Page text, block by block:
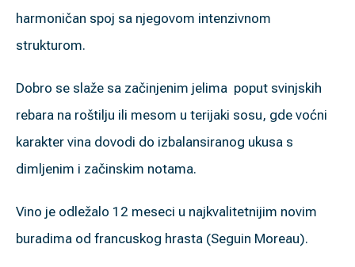
harmoničan spoj sa njegovom intenzivnom
strukturom.
Dobro se slaže sa začinjenim jelima poput svinjskih
rebara na roštilju ili mesom u terijaki sosu, gde voćni
karakter vina dovodi do izbalansiranog ukusa s
dimljenim i začinskim notama.
Vino je odležalo 12 meseci u najkvalitetnijim novim
buradima od francuskog hrasta (Seguin Moreau).